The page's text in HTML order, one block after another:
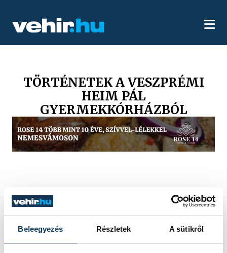
Beleegyezés Részletek A sütikről
TÖRTÉNETEK A VESZPRÉMI
HEIM PÁL
GYERMEKKÓRHÁZBÓL